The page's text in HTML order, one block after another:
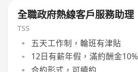
全職政府熱線客戶服務助理
TSS
五天工作制，輪班有津貼
12日有薪年假，滿約酬金10%
合約形式，可續約